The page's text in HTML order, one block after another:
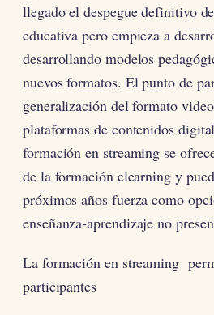
llegado el despegue definitivo
educativa pero empieza a
desarrollando modelos
nuevos formatos. El punto de
generalización del formato
plataformas de contenidos
formación en streaming se
de la formación elearning y
próximos años fuerza como
enseñanza-aprendizaje no
La formación en streaming
participantes